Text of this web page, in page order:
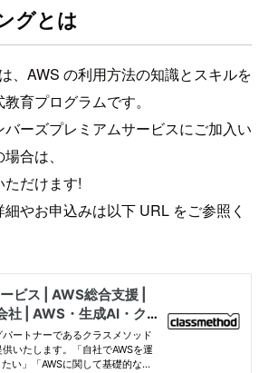
グとは
、AWS の利用方法の知識とスキルを
育プログラムです。
ーズプレミアムサービスにご加入い
合は、
だけます!
やお申込みは以下 URL をご参照く